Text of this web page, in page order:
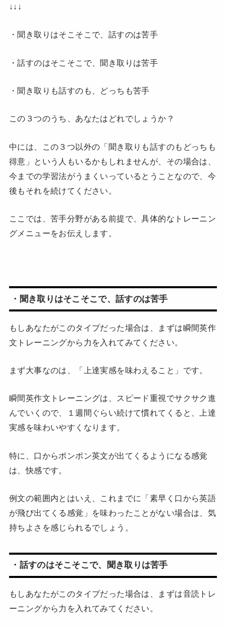
↓↓↓
・聞き取りはそこそこで、話すのは苦手
・話すのはそこそこで、聞き取りは苦手
・聞き取りも話すのも、どっちも苦手
この３つのうち、あなたはどれでしょうか？
中には、この３つ以外の「聞き取りも話すのもどっちも
得意」という人もいるかもしれませんが、その場合は、
今までの学習法がうまくいっているとうことなので、今
後もそれを続けてください。
ここでは、苦手分野がある前提で、具体的なトレーニン
グメニューをお伝えします。
・聞き取りはそこそこで、話すのは苦手
もしあなたがこのタイプだった場合は、まずは瞬間英作
文トレーニングから力を入れてみてください。
まず大事なのは、「上達実感を味わえること」です。
瞬間英作文トレーニングは、スピード重視でサクサク進
んでいくので、１週間ぐらい続けて慣れてくると、上達
実感を味わいやすくなります。
特に、口からポンポン英文が出てくるようになる感覚
は、快感です。
例文の範囲内とはいえ、これまでに「素早く口から英語
が飛び出てくる感覚」を味わったことがない場合は、気
持ちよさを感じられるでしょう。
・話すのはそこそこで、聞き取りは苦手
もしあなたがこのタイプだった場合は、まずは音読トレ
ーニングから力を入れてみてください。